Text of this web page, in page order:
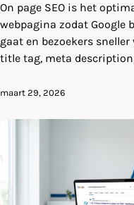
On page SEO is het
webpagina zodat Google
gaat en bezoekers
title tag, meta
maart 29, 2026